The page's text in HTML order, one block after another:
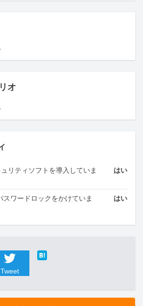
オ
リティソフトを導入していま
はい
スワードロックをかけていま
はい
Tweet